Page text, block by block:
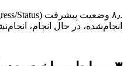
انجام‌شده، در حال انجام،